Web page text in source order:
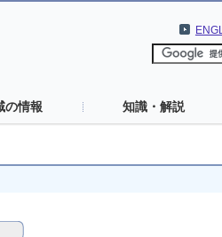
の情報 知識・解説